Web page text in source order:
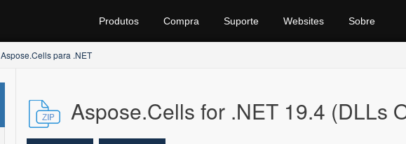
Produtos Compra Suporte Websites Sobre
Aspose.Cells para .NET
Aspose.Cells for .NET 19.4 (DLLs